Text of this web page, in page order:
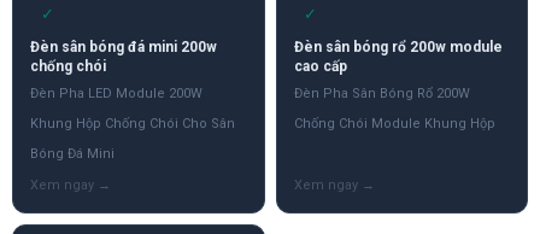
✓
Đèn sân bóng đá mini 200w
chống chói
Đèn Pha LED Module 200W
Khung Hộp Chống Chói Cho Sân
Bóng Đá Mini
✓
Đèn sân bóng rổ 200w module
cao cấp
Đèn Pha Sân Bóng Rổ 200W
Chống Chói Module Khung Hộp